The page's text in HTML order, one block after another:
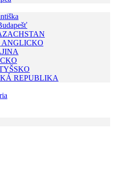
ANGLICKO
REPUBLIKA